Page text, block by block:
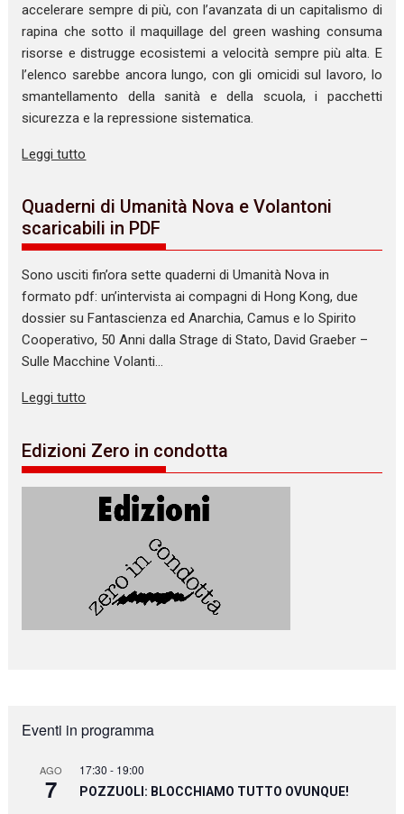
accelerare sempre di più, con l’avanzata di un capitalismo di
rapina che sotto il maquillage del green washing consuma
risorse e distrugge ecosistemi a velocità sempre più alta. E
l’elenco sarebbe ancora lungo, con gli omicidi sul lavoro, lo
smantellamento della sanità e della scuola, i pacchetti
sicurezza e la repressione sistematica.
Leggi tutto
Quaderni di Umanità Nova e Volantoni
scaricabili in PDF
Sono usciti fin’ora sette quaderni di Umanità Nova in
formato pdf: un’intervista ai compagni di Hong Kong, due
dossier su Fantascienza ed Anarchia, Camus e lo Spirito
Cooperativo, 50 Anni dalla Strage di Stato, David Graeber –
Sulle Macchine Volanti…
Leggi tutto
Edizioni Zero in condotta
Eventi in programma
AGO
7
17:30 - 19:00
POZZUOLI: BLOCCHIAMO TUTTO OVUNQUE!